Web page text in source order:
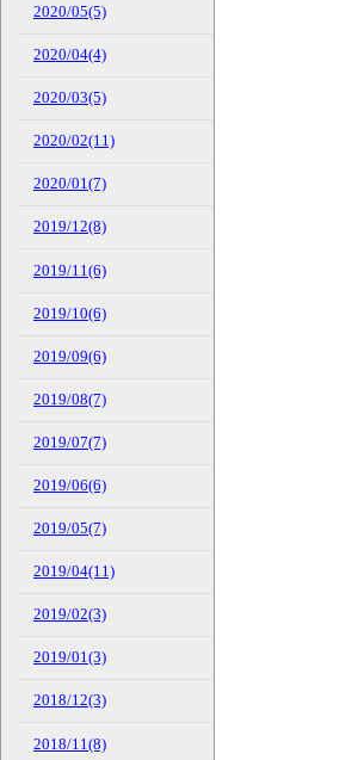
2020/05(5)
2020/04(4)
2020/03(5)
2020/02(11)
2020/01(7)
2019/12(8)
2019/11(6)
2019/10(6)
2019/09(6)
2019/08(7)
2019/07(7)
2019/06(6)
2019/05(7)
2019/04(11)
2019/02(3)
2019/01(3)
2018/12(3)
2018/11(8)